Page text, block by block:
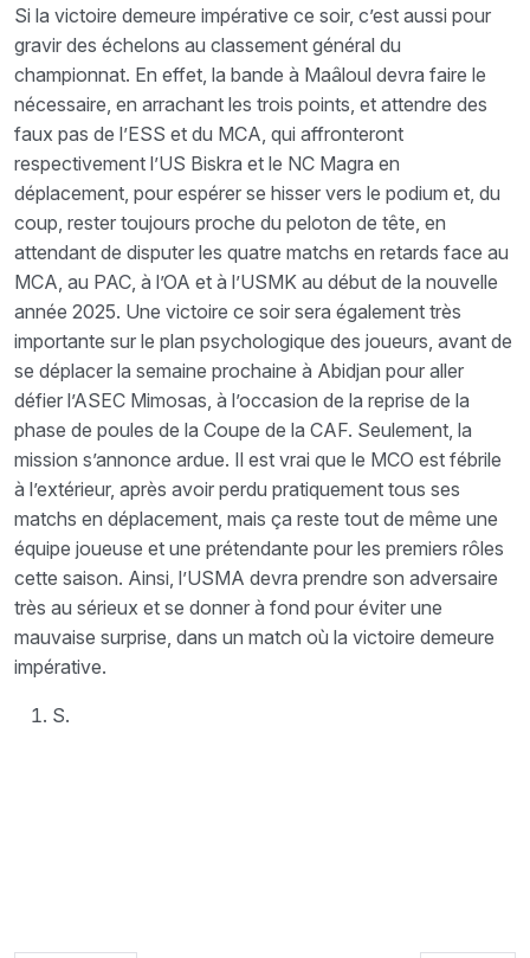
Si la victoire demeure impérative ce soir, c’est aussi pour
gravir des échelons au classement général du
championnat. En effet, la bande à Maâloul devra faire le
nécessaire, en arrachant les trois points, et attendre des
faux pas de l’ESS et du MCA, qui affronteront
respectivement l’US Biskra et le NC Magra en
déplacement, pour espérer se hisser vers le podium et, du
coup, rester toujours proche du peloton de tête, en
attendant de disputer les quatre matchs en retards face au
MCA, au PAC, à l’OA et à l’USMK au début de la nouvelle
année 2025. Une victoire ce soir sera également très
importante sur le plan psychologique des joueurs, avant de
se déplacer la semaine prochaine à Abidjan pour aller
défier l’ASEC Mimosas, à l’occasion de la reprise de la
phase de poules de la Coupe de la CAF. Seulement, la
mission s’annonce ardue. Il est vrai que le MCO est fébrile
à l’extérieur, après avoir perdu pratiquement tous ses
matchs en déplacement, mais ça reste tout de même une
équipe joueuse et une prétendante pour les premiers rôles
cette saison. Ainsi, l’USMA devra prendre son adversaire
très au sérieux et se donner à fond pour éviter une
mauvaise surprise, dans un match où la victoire demeure
impérative.
S.